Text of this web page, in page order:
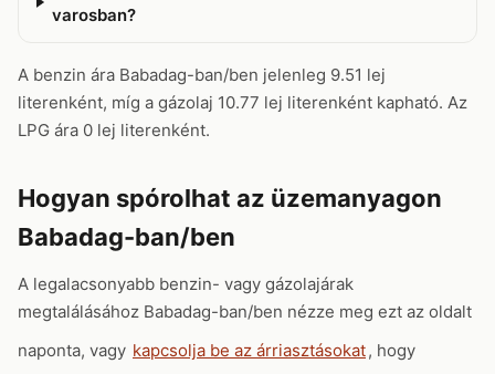
varosban?
A benzin ára Babadag-ban/ben jelenleg 9.51 lej
literenként, míg a gázolaj 10.77 lej literenként kapható. Az
LPG ára 0 lej literenként.
Hogyan spórolhat az üzemanyagon
Babadag-ban/ben
A legalacsonyabb benzin- vagy gázolajárak
megtalálásához Babadag-ban/ben nézze meg ezt az oldalt
naponta, vagy kapcsolja be az árriasztásokat, hogy